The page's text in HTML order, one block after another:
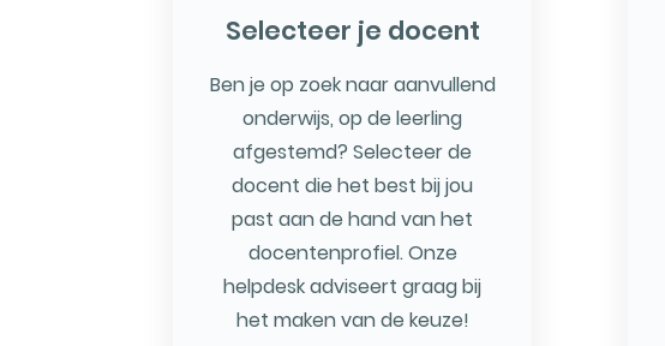
Selecteer je docent
Ben je op zoek naar aanvullend
onderwijs, op de leerling
afgestemd? Selecteer de
docent die het best bij jou
past aan de hand van het
docentenprofiel. Onze
helpdesk adviseert graag bij
het maken van de keuze!